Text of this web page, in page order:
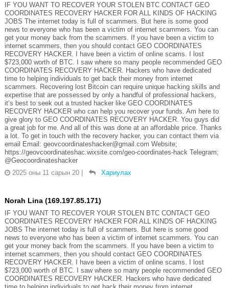
IF YOU WANT TO RECOVER YOUR STOLEN BTC CONTACT GEO
COORDINATES RECOVERY HACKER FOR ALL KINDS OF HACKING
JOBS The internet today is full of scammers. But here is some good
news to everyone who has been a victim of internet scammers. You can
get your money back from the scammers. If you have been a victim to
internet scammers, then you should contact GEO COORDINATES
RECOVERY HACKER. I have been a victim of online scams. I lost
$723,000 worth of BTC. I saw where so many people recommended GEO
COORDINATES RECOVERY HACKER. Hackers who have dedicated
time to helping individuals to get back their money from internet
scammers. Recovering lost Bitcoin can require unique hacking skills and
expertise that are possessed by only a handful of professional hackers,
it’s best to seek out a trusted hacker like GEO COORDINATES
RECOVERY HACKER who can help you recover your funds. Am here to
give glory to GEO COORDINATES RECOVERY HACKER. You guys did
a great job for me. And all of this was done at an affordable price. Thanks
a lot. To get in touch with the recovery hacker, you can contact them via
email Email: geovcoordinateshacker@gmail.com Website;
https://geovcoordinateshac.wixsite.com/geo-coordinates-hack Telegram;
@Geocoordinateshacker
2025 оны 11 сарын 20 | Хариулах
Norah Lina (169.197.85.171)
IF YOU WANT TO RECOVER YOUR STOLEN BTC CONTACT GEO
COORDINATES RECOVERY HACKER FOR ALL KINDS OF HACKING
JOBS The internet today is full of scammers. But here is some good
news to everyone who has been a victim of internet scammers. You can
get your money back from the scammers. If you have been a victim to
internet scammers, then you should contact GEO COORDINATES
RECOVERY HACKER. I have been a victim of online scams. I lost
$723,000 worth of BTC. I saw where so many people recommended GEO
COORDINATES RECOVERY HACKER. Hackers who have dedicated